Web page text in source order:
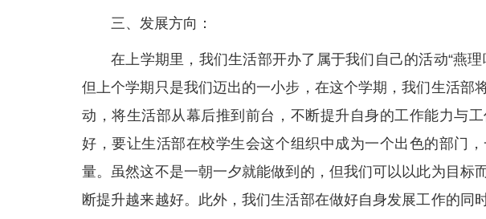
三、发展方向：
在上学期里，我们生活部开办了属于我们自己的活动“燕理
但上个学期只是我们迈出的一小步，在这个学期，我们生活部
动，将生活部从幕后推到前台，不断提升自身的工作能力与
好，要让生活部在校学生会这个组织中成为一个出色的部门
量。虽然这不是一朝一夕就能做到的，但我们可以以此为目标
断提升越来越好。此外，我们生活部在做好自身发展工作的同